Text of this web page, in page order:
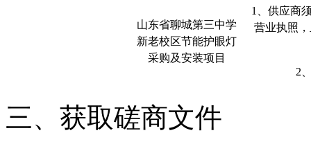
山东省聊城第三中学
新老校区节能护眼灯
采购及安装项目
1、供应商
营业执照 ，
2
三、获取磋商文件